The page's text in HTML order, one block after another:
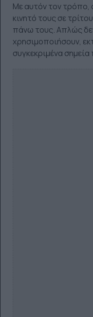
Με αυτόν τον τρόπο,
κινητό τους σε
πάνω τους. Απλώς
χρησιμοποιήσουν,
συγκεκριμένα